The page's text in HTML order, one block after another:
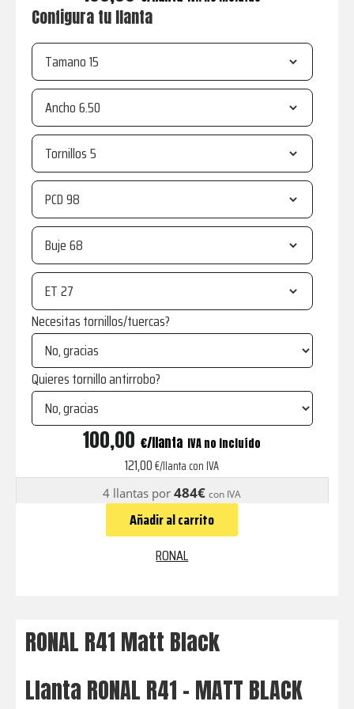
Configura tu llanta
Tamano
Ancho
Tornillos
PCD
Buje
ET
Necesitas tornillos/tuercas?
Quieres tornillo antirrobo?
Black
cantidad
100,00 € IVA no incluído
121,00€/llanta con IVA
4 llantas por484€ con IVA
Añadir al carrito
RONAL
RONAL R41 Matt Black
Llanta RONAL R41 - MATT BLACK